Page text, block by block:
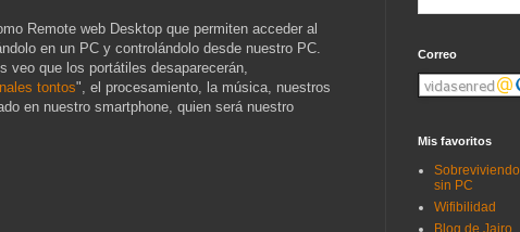
Remote web Desktop que permiten acceder al
en un PC y controlándolo desde nuestro PC.
veo que los portátiles desaparecerán,
tontos", el procesamiento, la música, nuestros
en nuestro smartphone, quien será nuestro
Correo
Mis favoritos
Sobreviviendo
sin PC
Wifibilidad
Blog de Jairo